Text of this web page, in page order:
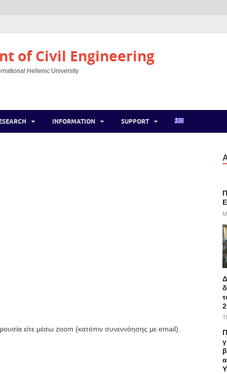
of Civil Engineering
Hellenic University
INFORMATION SUPPORT
είτε μέσω zoom (κατόπιν συνεννόησης με email).